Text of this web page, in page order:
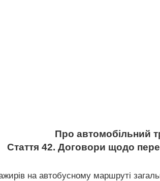
Про автомобільний
Стаття 42. Договори щодо
на автобусному маршруті